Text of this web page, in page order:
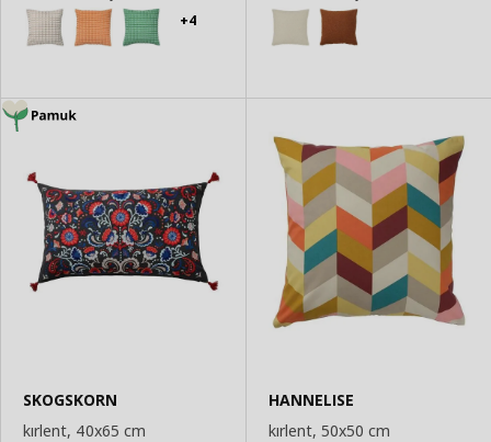
+4
SKOGSKORN
kırlent, 40x65 cm
HANNELISE
kırlent, 50x50 cm